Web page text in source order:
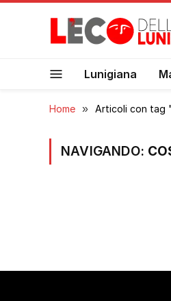
Lunigiana
Home » Articoli con tag
NAVIGANDO: